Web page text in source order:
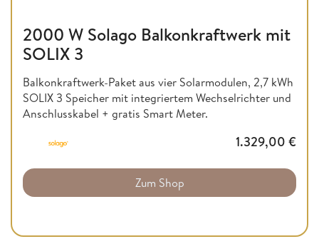
2000 W Solago Balkonkraftwerk mit
SOLIX 3
Balkonkraftwerk-Paket aus vier Solarmodulen, 2,7 kWh
SOLIX 3 Speicher mit integriertem Wechselrichter und
Anschlusskabel + gratis Smart Meter.
1.329,00 €
Zum Shop